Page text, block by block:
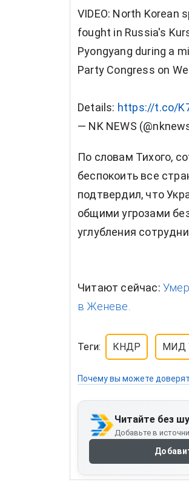
VIDEO: North
fought in Russia's
Pyongyang during a
Party Congress on
Details: https://t.co/
— NK NEWS
По словам Тихого,
беспокоить все
подтвердил, что
общими угрозами
углубления
Читают сейчас:
в Женеве.
Теги: КНДР МИД
Почему вы можете
Читайте без
Добавьте в